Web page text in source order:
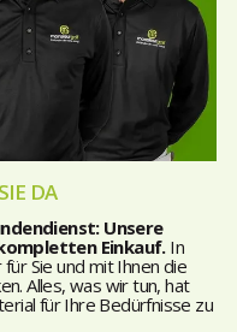
DA
Unsere
Einkauf.In
Sie und mit Ihnen die
Alles, was wir tun, hat
für Ihre Bedürfnisse zu